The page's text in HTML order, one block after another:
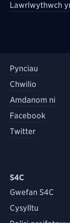
Lawrlwythwch
Pynciau
Chwilio
Amdanom ni
Facebook
Twitter
S4C
Gwefan S4C
Cysylltu